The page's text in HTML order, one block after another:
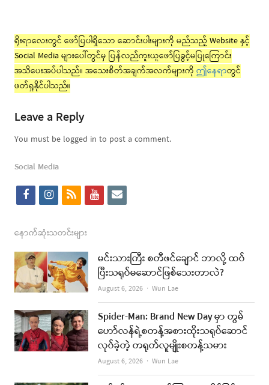
ရိုးရာလေးတွင် ဖော်ပြပါရှိသော ဆောင်းပါးများကို မည်သည့် Website နှင့်
Social Media များပေါ်တွင်မှ ပြန်လည်ကူးယူဖော်ပြခွင့်မပြုကြောင်း
အသိပေးအပ်ပါသည်။ အသေးစိတ်အချက်အလက်များကို ဤနေရာတွင်
ဖတ်ရှုနိုင်ပါသည်။
Leave a Reply
You must be logged in to post a comment.
Social Media
f
c
e
b
o
o
k
i
s
t
a
g
r
a
m
r
s
y
t
u
b
e
e
i
l
နောက်ဆုံးသတင်းများ
မင်းသားကြီး စတီဖင်ချောင် ဘာလို့ ထပ်
ပြီးသရုပ်မဆောင်ဖြစ်သေးတာလဲ?
August 6, 2026 Author
Wun Lae
Spider-Man: Brand New Day မှာ တွမ်
ဟော်လန်ရဲ့စတန့်အစားထိုးသရုပ်ဆောင်
လုပ်ခဲ့တဲ့ တရုတ်လူမျိုးစတန့်သမား
August 6, 2026 Author
Wun Lae